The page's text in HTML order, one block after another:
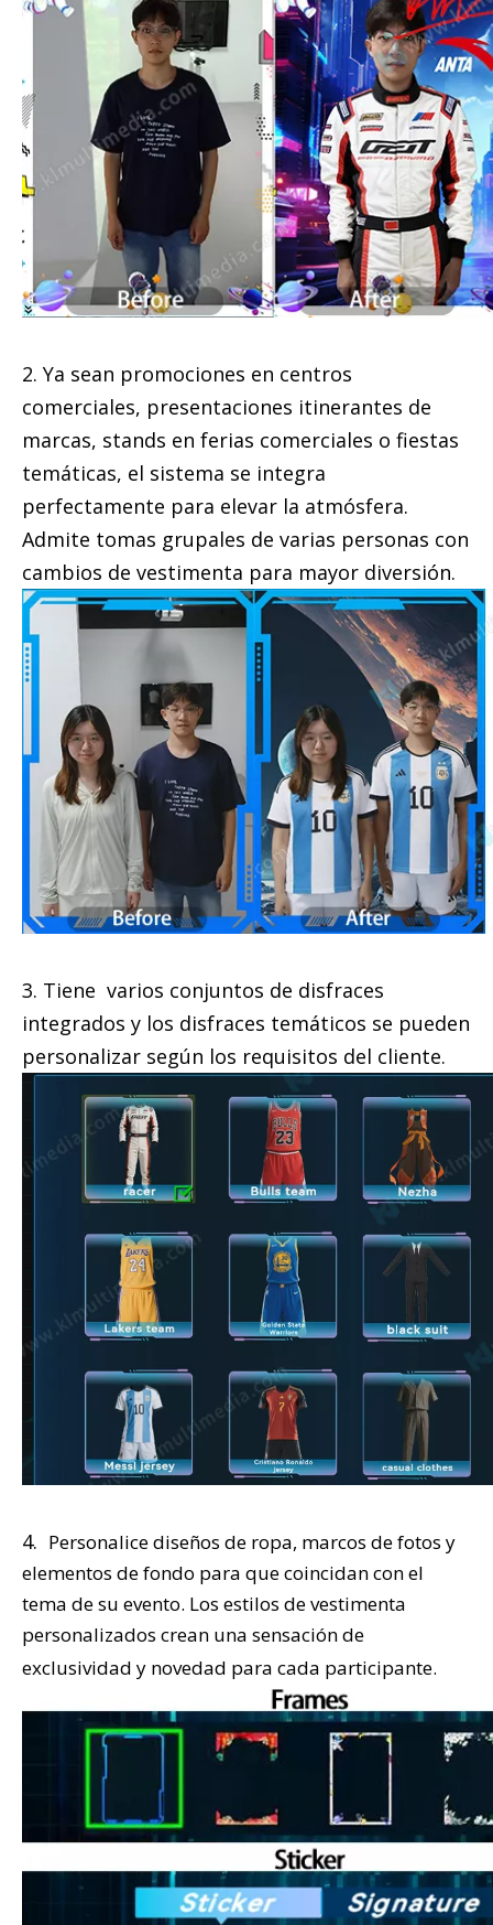
2. Ya sean promociones en centros
comerciales, presentaciones itinerantes de
marcas, stands en ferias comerciales o fiestas
temáticas, el sistema se integra
perfectamente para elevar la atmósfera.
Admite tomas grupales de varias personas con
cambios de vestimenta para mayor diversión.
3. Tiene varios conjuntos de disfraces
integrados y los disfraces temáticos se pueden
personalizar según los requisitos del cliente.
4. Personalice diseños de ropa, marcos de fotos y
elementos de fondo para que coincidan con el
tema de su evento. Los estilos de vestimenta
personalizados crean una sensación de
exclusividad y novedad para cada participante.